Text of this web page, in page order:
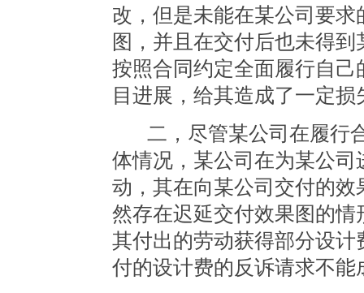
改，但是未能在某公司要
图，并且在交付后也未得
按照合同约定全面履行自
目进展，给其造成了一定
二，尽管某公司在履行
体情况，某公司在为某公
动，其在向某公司交付的
然存在迟延交付效果图的
其付出的劳动获得部分设
付的设计费的反诉请求不能